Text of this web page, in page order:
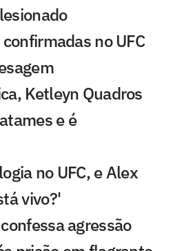
no UFC
Ketleyn Quadros
e é
no UFC, e Alex
vivo?'
agressão